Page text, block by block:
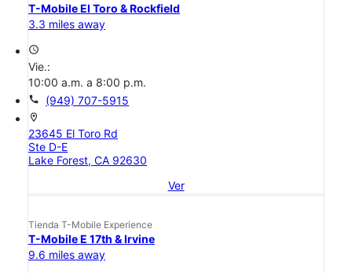
T-Mobile El Toro & Rockfield
3.3 miles away
access_time
Vie.:
10:00 a.m. a 8:00 p.m.
call (949) 707-5915
location_on
23645 El Toro Rd
Ste D-E
Lake Forest, CA 92630
Ver
Tienda T-Mobile Experience
T-Mobile E 17th & Irvine
9.6 miles away